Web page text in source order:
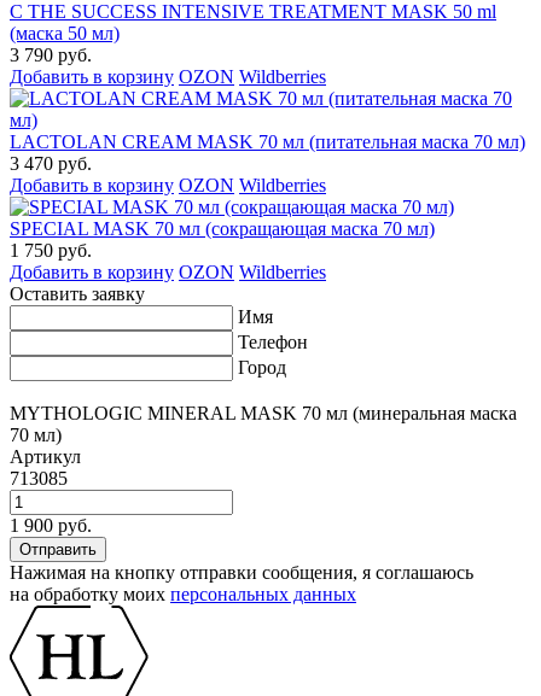
C THE SUCCESS INTENSIVE TREATMENT MASK 50 ml
(маска 50 мл)
3 790 руб.
Добавить в корзину OZON Wildberries
LACTOLAN CREAM MASK 70 мл (питательная маска 70 мл)
3 470 руб.
Добавить в корзину OZON Wildberries
SPECIAL MASK 70 мл (сокращающая маска 70 мл)
1 750 руб.
Добавить в корзину OZON Wildberries
Оставить заявку
Имя
Телефон
Город
MYTHOLOGIC MINERAL MASK 70 мл (минеральная маска
70 мл)
Артикул
713085
1 900 руб.
Нажимая на кнопку отправки сообщения, я соглашаюсь
на обработку моих персональных данных